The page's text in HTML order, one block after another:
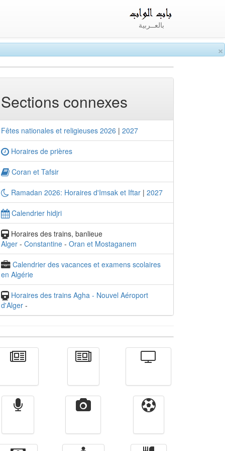
×
بالعــربية
Sections connexes
Fêtes nationales et religieuses 2026 | 2027
Horaires de prières
Coran et Tafsir
Ramadan 2026: Horaires d'Imsak et Iftar | 2027
Calendrier hidjri
Horaires des trains, banlieue
Alger - Constantine - Oran et Mostaganem
Calendrier des vacances et examens scolaires
en Algérie
Horaires des trains Agha - Nouvel Aéroport
d'Alger -